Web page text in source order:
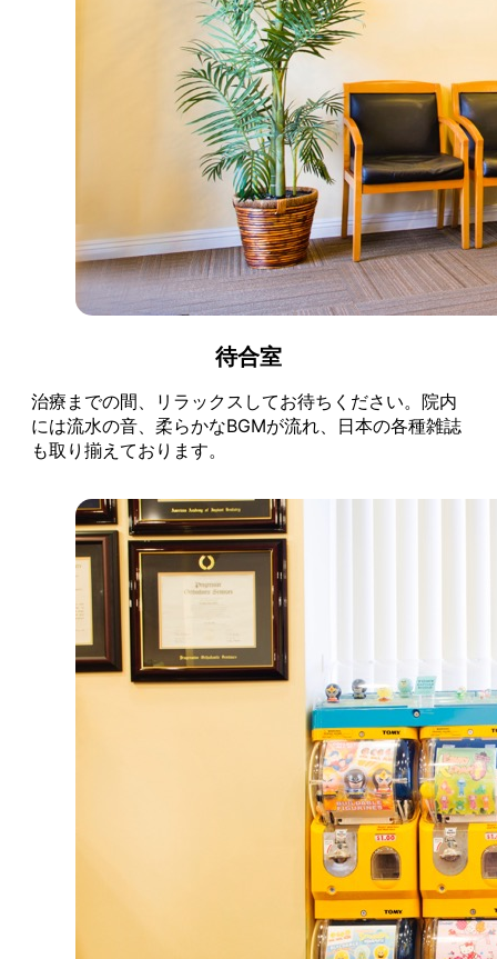
待合室
治療までの間、リラックスしてお待ちください。院内
には流水の音、柔らかなBGMが流れ、日本の各種雑誌
も取り揃えております。